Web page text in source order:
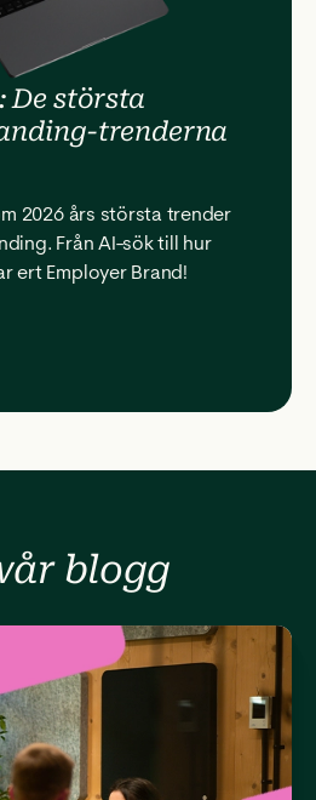
De största
trenderna
2026 års största trender
Från AI-sök till hur
ert Employer Brand!
blogg